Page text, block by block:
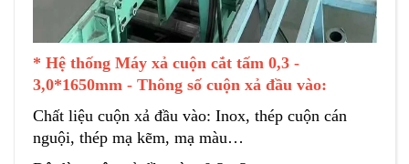
* Hệ thống Máy xả cuộn cắt tấm 0,3 -
3,0*1650mm - Thông số cuộn xả đầu vào:
Chất liệu cuộn xả đầu vào: Inox, thép cuộn cán
nguội, thép mạ kẽm, mạ màu…